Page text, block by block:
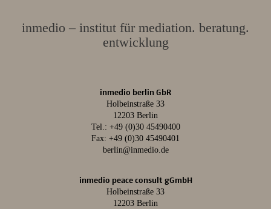
inmedio – institut für mediation. beratung.
entwicklung
inmedio berlin GbR
Holbeinstraße 33
12203 Berlin
Tel.: +49 (0)30 45490400
Fax: +49 (0)30 45490401
berlin@inmedio.de
inmedio peace consult gGmbH
Holbeinstraße 33
12203 Berlin